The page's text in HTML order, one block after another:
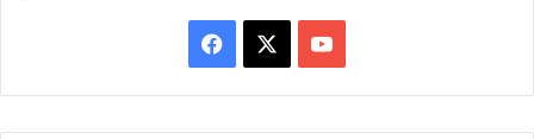
Facebook You
Tube